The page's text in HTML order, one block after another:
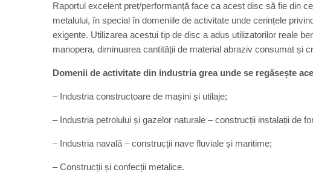
Raportul excelent preț/performanță face ca acest disc să fie din
metalului, în special în domeniile de activitate unde cerințele
exigente. Utilizarea acestui tip de disc a adus utilizatorilor reale
manopera, diminuarea cantității de material abraziv consumat și
Domenii de activitate din industria grea unde se regăsește
– Industria constructoare de mașini și utilaje;
– Industria petrolului și gazelor naturale – construcții instalații de
– Industria navală – construcții nave fluviale și maritime;
– Construcții și confecții metalice.